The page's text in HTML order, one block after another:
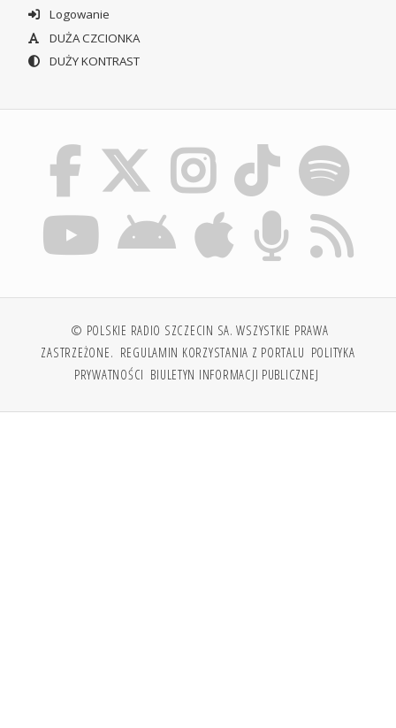
Logowanie
DUŻA CZCIONKA
DUŻY KONTRAST
© POLSKIE RADIO SZCZECIN SA. WSZYSTKIE PRAWA
ZASTRZEŻONE. REGULAMIN KORZYSTANIA Z PORTALU POLITYKA
PRYWATNOŚCI BIULETYN INFORMACJI PUBLICZNEJ